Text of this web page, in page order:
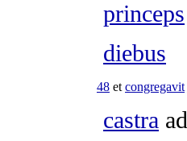
princeps
diebus
48 et congregavit
castra ad